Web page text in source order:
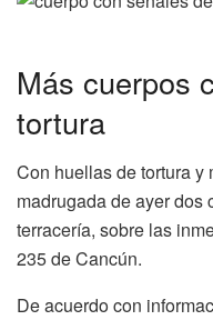
Más cuerpos
tortura
Con huellas de tortura y
madrugada de ayer dos
terracería, sobre las
235 de Cancún.
De acuerdo con